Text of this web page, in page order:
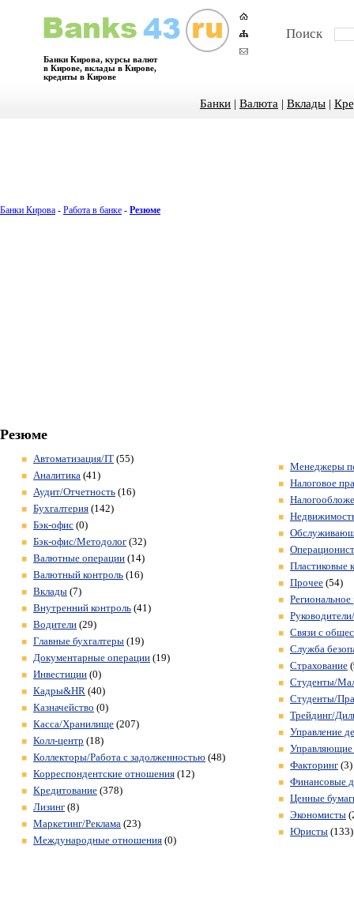
Банки Кирова, курсы валют
в Кирове, вклады в Кирове,
кредиты в Кирове
Поиск
Банки | Валюта | Вклады |
Банки Кирова - Работа в банке - Резюме
Резюме
Автоматизация/IT (55)
Аналитика (41)
Аудит/Отчетность (16)
Бухгалтерия (142)
Бэк-офис (0)
Бэк-офис/Методолог (32)
Валютные операции (14)
Валютный контроль (16)
Вклады (7)
Внутренний контроль (41)
Водители (29)
Главные бухгалтеры (19)
Документарные операции (19)
Инвестиции (0)
Кадры&HR (40)
Казначейство (0)
Касса/Хранилище (207)
Колл-центр (18)
Коллекторы/Работа с задолженностью (48)
Корреспондентские отношения (12)
Кредитование (378)
Лизинг (8)
Маркетинг/Реклама (23)
Международные отношения (0)
Менеджеры
Налоговое
Пластиковые
Прочее (54)
Региональное
Связи с
Служба
Страхование
Студенты/
Студенты/
Трейдинг/
Управление
Управляющие
Факторинг (3)
Финансовые
Ценные
Экономисты
Юристы (133)